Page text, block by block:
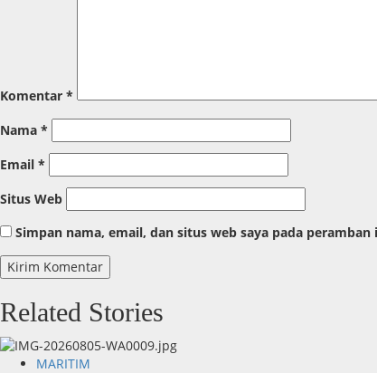
Komentar *
Nama *
Email *
Situs Web
Simpan nama, email, dan situs web saya pada
Related Stories
MARITIM